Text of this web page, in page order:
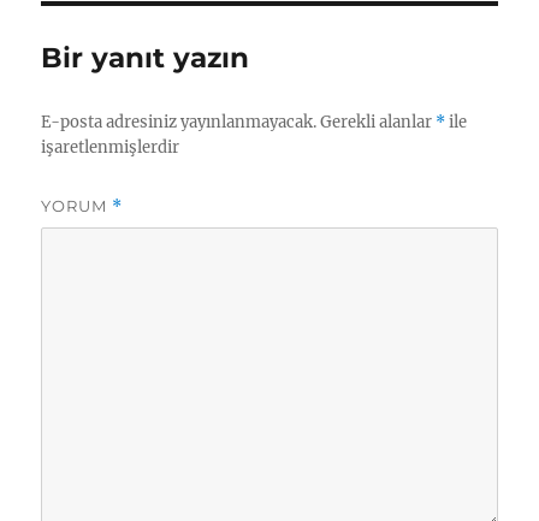
Bir yanıt yazın
E-posta adresiniz yayınlanmayacak. Gerekli alanlar *ile
işaretlenmişlerdir
YORUM *